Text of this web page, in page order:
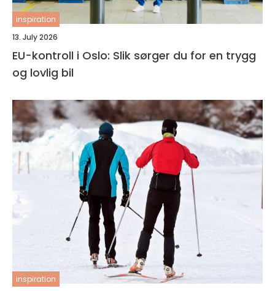
inspiration
13. July 2026
EU-kontroll i Oslo: Slik sørger du for en trygg
og lovlig bil
inspiration